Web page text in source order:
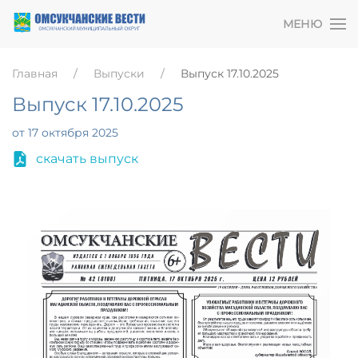
МЕНЮ
Главная Выпуски Выпуск 17.10.2025
Выпуск 17.10.2025
от 17 октября 2025
скачать выпуск